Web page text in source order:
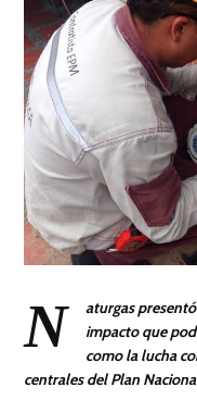
N
aturgas
impacto que
como la lucha
centrales del Plan